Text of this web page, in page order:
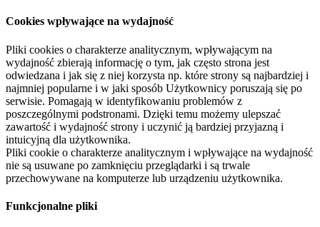
Cookies wpływające na wydajność
Pliki cookies o charakterze analitycznym, wpływającym na
wydajność zbierają informację o tym, jak często strona jest
odwiedzana i jak się z niej korzysta np. które strony są najbardziej i
najmniej popularne i w jaki sposób Użytkownicy poruszają się po
serwisie. Pomagają w identyfikowaniu problemów z
poszczególnymi podstronami. Dzięki temu możemy ulepszać
zawartość i wydajność strony i uczynić ją bardziej przyjazną i
intuicyjną dla użytkownika.
Pliki cookie o charakterze analitycznym i wpływające na wydajność
nie są usuwane po zamknięciu przeglądarki i są trwale
przechowywane na komputerze lub urządzeniu użytkownika.
Funkcjonalne pliki